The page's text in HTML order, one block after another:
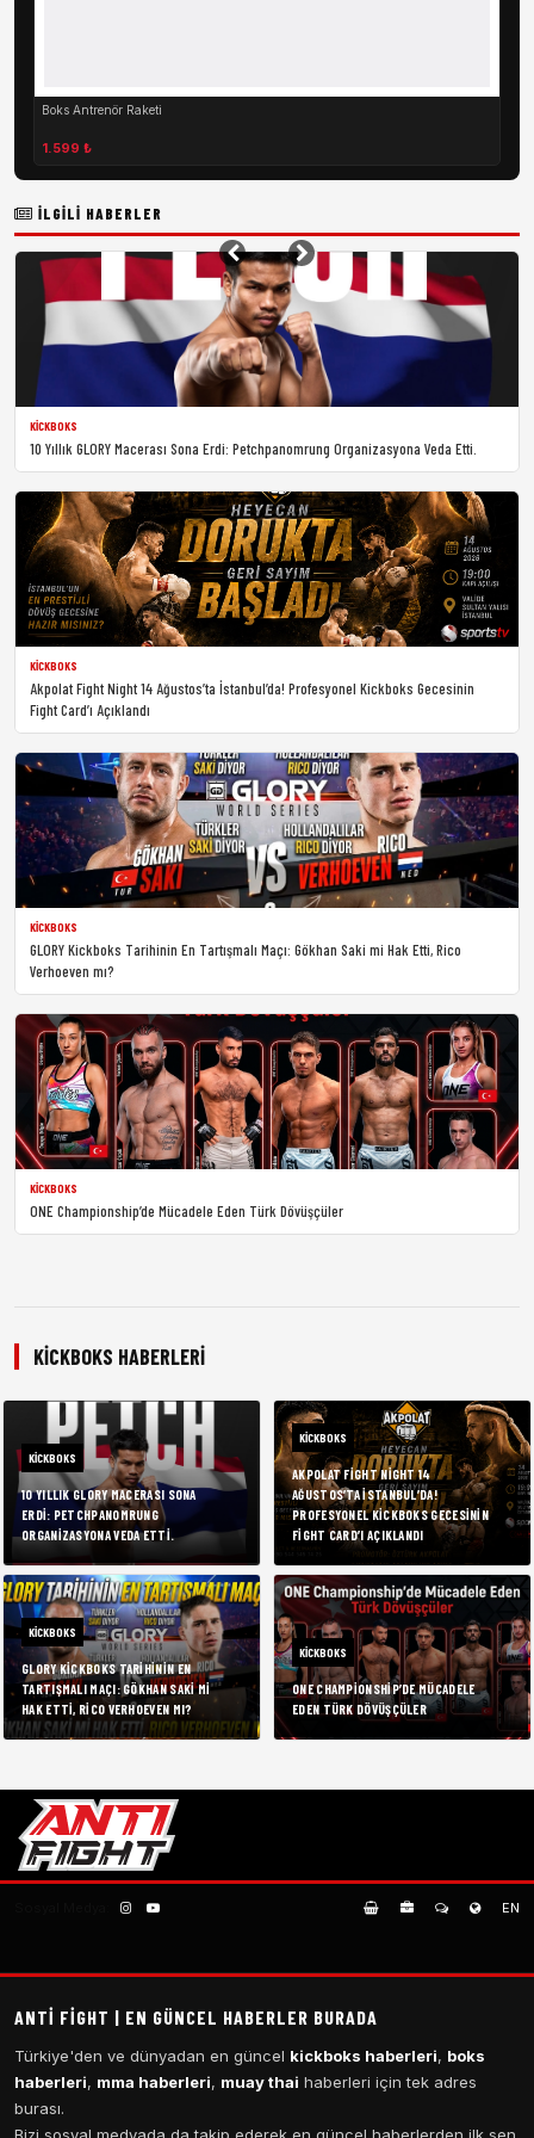
Boks Antrenör Raketi
1.599 ₺
İLGILI HABERLER
KICKBOKS
10 Yıllık GLORY Macerası Sona Erdi: Petchpanomrung Organizasyona Veda Etti.
KICKBOKS
Akpolat Fight Night 14 Ağustos’ta İstanbul’da! Profesyonel Kickboks Gecesinin
Fight Card’ı Açıklandı
KICKBOKS
GLORY Kickboks Tarihinin En Tartışmalı Maçı: Gökhan Saki mi Hak Etti, Rico
Verhoeven mı?
KICKBOKS
ONE Championship’de Mücadele Eden Türk Dövüşçüler
KICKBOKS HABERLERI
KICKBOKS
10 YILLIK GLORY MACERASI SONA
ERDI: PETCHPANOMRUNG
ORGANIZASYONA VEDA ETTI.
KICKBOKS
AKPOLAT FIGHT NIGHT 14
AĞUSTOS’TA İSTANBUL’DA!
PROFESYONEL KICKBOKS GECESININ
FIGHT CARD’I AÇIKLANDI
KICKBOKS
GLORY KICKBOKS TARIHININ EN
TARTIŞMALI MAÇI: GÖKHAN SAKI MI
HAK ETTI, RICO VERHOEVEN MI?
KICKBOKS
ONE CHAMPIONSHIP’DE MÜCADELE
EDEN TÜRK DÖVÜŞÇÜLER
EN
ANTI FIGHT | EN GÜNCEL HABERLER BURADA
Türkiye'den ve dünyadan en güncel kickboks haberleri, boks
haberleri, mma haberleri, muay thai haberleri için tek adres
burası.